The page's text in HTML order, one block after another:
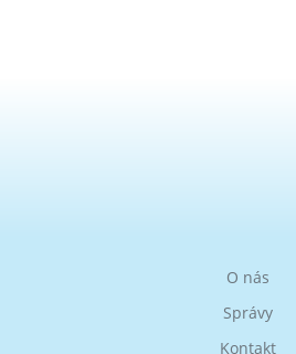
O nás
Správy
Kontakt